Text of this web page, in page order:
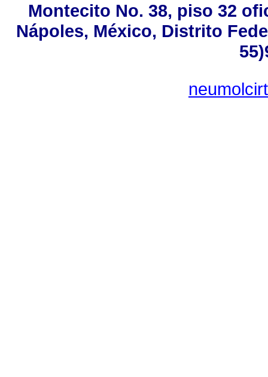
Montecito No. 38, piso 32
Nápoles, México, Distrito